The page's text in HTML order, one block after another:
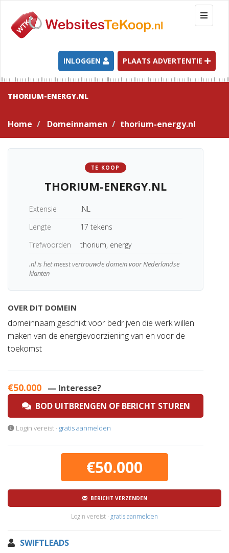
T
o
g
l
e
n
a
t
INLOGGEN PLAATS ADVERTENTIE
THORIUM-ENERGY.NL
Home Domeinnamen thorium-energy.nl
TE KOOP
THORIUM-ENERGY.NL
Extensie
.NL
Lengte
17 tekens
Trefwoorden
thorium, energy
.nl is het meest vertrouwde domein voor Nederlandse
klanten
OVER DIT DOMEIN
domeinnaam geschikt voor bedrijven die werk willen
maken van de energievoorziening van en voor de
toekomst
€50.000 — Interesse?
BOD UITBRENGEN OF BERICHT STUREN
Login vereist · gratis aanmelden
€50.000
BERICHT VERZENDEN
Login vereist · gratis aanmelden
SWIFTLEADS